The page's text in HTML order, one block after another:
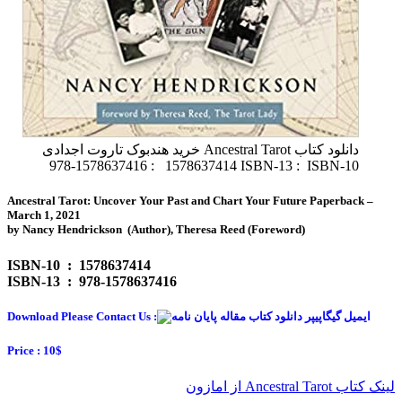
دانلود کتاب Ancestral Tarot خرید هندبوک تاروت اجدادی
ISBN-10 ‏ : ‎ 1578637414 ISBN-13 ‏ : ‎ 978-1578637416
Ancestral Tarot: Uncover Your Past and Chart Your Future Paperback –
March 1, 2021
by Nancy Hendrickson (Author), Theresa Reed (Foreword)
ISBN-10 ‏ : ‎ 1578637414
ISBN-13 ‏ : ‎ 978-1578637416
Download Please Contact Us :
Price : 10$
لینک کتاب Ancestral Tarot از امازون